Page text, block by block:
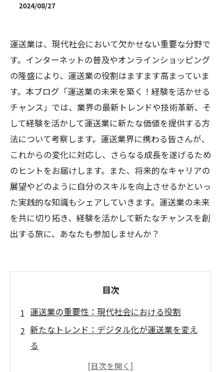
2024/08/27
運送業は、現代社会において欠かせない重要な分野で
す。インターネットの普及やオンラインショッピング
の隆盛により、運送業の役割はますます高まっていま
す。本ブログ「運送業の未来を築く！経験を活かせる
チャンス」では、業界の最新トレンドや技術革新、そ
して経験を活かして運送業に新たな価値を提供する方
法について考察します。運送業界に携わる皆さんが、
これからの変化に対応し、さらなる成長を遂げるため
のヒントをお届けします。また、将来的なキャリアの
展望やどのように自分のスキルを向上させるかといっ
た実践的な知識もシェアしていきます。運送業の未来
を共に切り拓き、経験を活かして新たなチャンスを創
出する旅に、あなたも参加しませんか？
目次
運送業の重要性：現代社会における役割
新たなトレンド：デジタル化が運送業を変え
る
技術革新の波：AIと自動運転が業界を革新す